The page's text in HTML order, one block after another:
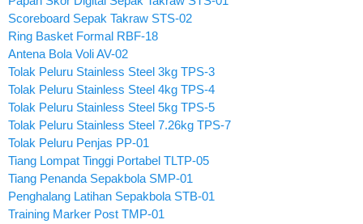
Scoreboard Sepak Takraw STS-02
Ring Basket Formal RBF-18
Antena Bola Voli AV-02
Tolak Peluru Stainless Steel 3kg TPS-3
Tolak Peluru Stainless Steel 4kg TPS-4
Tolak Peluru Stainless Steel 5kg TPS-5
Tolak Peluru Stainless Steel 7.26kg TPS-7
Tolak Peluru Penjas PP-01
Tiang Lompat Tinggi Portabel TLTP-05
Tiang Penanda Sepakbola SMP-01
Penghalang Latihan Sepakbola STB-01
Training Marker Post TMP-01